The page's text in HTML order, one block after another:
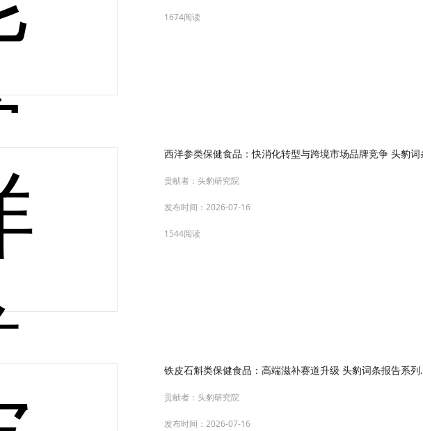
1674阅读
西洋参类保健食品：快消化转型与跨境市场品牌竞争 头豹
贡献者：头豹研究院
发布时间：2026-07-16
1544阅读
铁皮石斛类保健食品：高端滋补赛道升级 头豹词条报告系
贡献者：头豹研究院
发布时间：2026-07-16